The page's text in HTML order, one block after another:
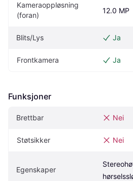
Kameraoppløsning
(foran)
12.0 MP
Blits/Lys Ja
Frontkamera Ja
Funksjoner
Brettbar Nei
Støtsikker Nei
Egenskaper